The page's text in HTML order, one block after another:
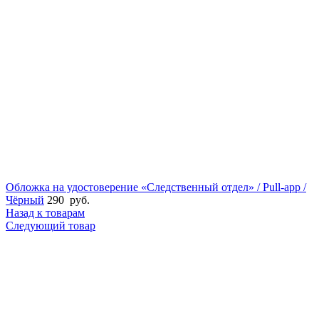
Обложка на удостоверение «Следственный отдел» / Pull-app /
Чёрный 290 руб.
Назад к товарам
Следующий товар